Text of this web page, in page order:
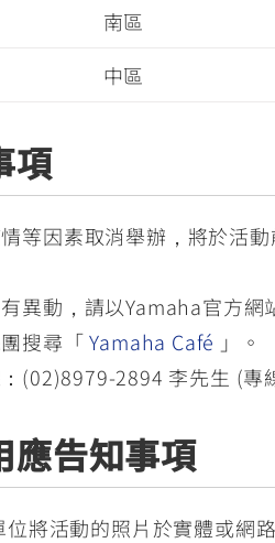
南區
中區
項
等因素取消舉辦，將於活
異動，請以Yamaha官方網
搜尋「Yamaha Café 」。
(02)8979-2894 李先生 (
應告知事項
將活動的照片於實體或網